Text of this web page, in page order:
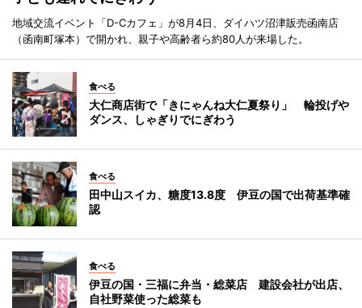
地域交流イベント「D-Cカフェ」が8月4日、ダイハツ沼津販売函南店
（函南町塚本）で開かれ、親子や高齢者ら約80人が来場した。
食べる
大仁商店街で「きにゃんね大仁夏祭り」 輪投げや
ダンス、しゃぎりでにぎわう
食べる
田中山スイカ、糖度13.8度 伊豆の国で出荷基準確
認
食べる
伊豆の国・三福に弁当・総菜店 建設会社が出店、
自社野菜使った総菜も